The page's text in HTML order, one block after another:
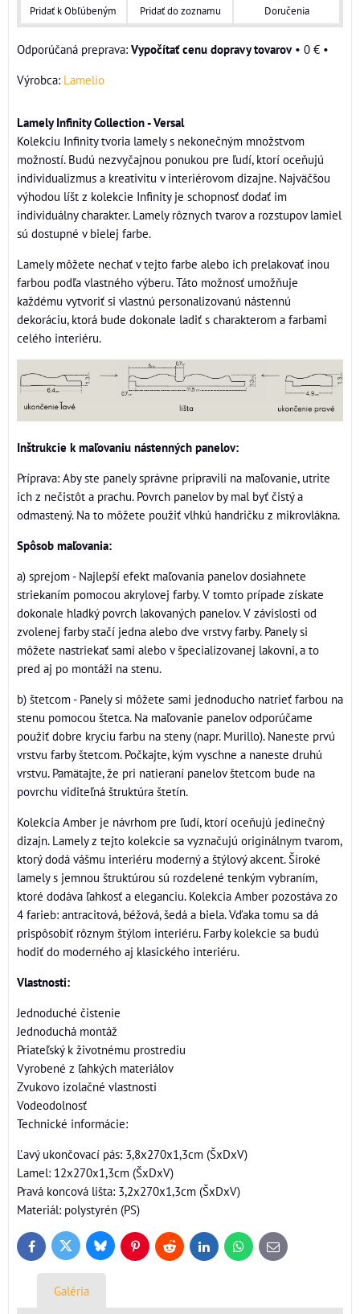
Pridať k Obľúbeným Pridať do zoznamu Doručenia
Vypočítať cenu dopravy tovarov• 0 € •
Výrobca: Lamelio
Lamely Infinity Collection - Versal
Kolekciu Infinity tvoria lamely s nekonečným množstvom
možností. Budú nezvyčajnou ponukou pre ľudí, ktorí oceňujú
individualizmus a kreativitu v interiérovom dizajne. Najväčšou
výhodou líšt z kolekcie Infinity je schopnosť dodať im
individuálny charakter. Lamely rôznych tvarov a rozstupov lamiel
sú dostupné v bielej farbe.
Lamely môžete nechať v tejto farbe alebo ich prelakovať inou
farbou podľa vlastného výberu. Táto možnosť umožňuje
každému vytvoriť si vlastnú personalizovanú nástennú
dekoráciu, ktorá bude dokonale ladiť s charakterom a farbami
celého interiéru.
Inštrukcie k maľovaniu nástenných panelov:
Príprava: Aby ste panely správne pripravili na maľovanie, utrite
ich z nečistôt a prachu. Povrch panelov by mal byť čistý a
odmastený. Na to môžete použiť vlhkú handričku z mikrovlákna.
Spôsob maľovania:
a) sprejom - Najlepší efekt maľovania panelov dosiahnete
striekaním pomocou akrylovej farby. V tomto prípade získate
dokonale hladký povrch lakovaných panelov. V závislosti od
zvolenej farby stačí jedna alebo dve vrstvy farby. Panely si
môžete nastriekať sami alebo v špecializovanej lakovni, a to
pred aj po montáži na stenu.
b) štetcom - Panely si môžete sami jednoducho natrieť farbou na
stenu pomocou štetca. Na maľovanie panelov odporúčame
použiť dobre kryciu farbu na steny (napr. Murillo). Naneste prvú
vrstvu farby štetcom. Počkajte, kým vyschne a naneste druhú
vrstvu. Pamätajte, že pri natieraní panelov štetcom bude na
povrchu viditeľná štruktúra štetín.
Kolekcia Amber je návrhom pre ľudí, ktorí oceňujú jedinečný
dizajn. Lamely z tejto kolekcie sa vyznačujú originálnym tvarom,
ktorý dodá vášmu interiéru moderný a štýlový akcent. Široké
lamely s jemnou štruktúrou sú rozdelené tenkým vybraním,
ktoré dodáva ľahkosť a eleganciu. Kolekcia Amber pozostáva zo
4 farieb: antracitová, béžová, šedá a biela. Vďaka tomu sa dá
prispôsobiť rôznym štýlom interiéru. Farby kolekcie sa budú
hodiť do moderného aj klasického interiéru.
Vlastnosti:
Jednoduché čistenie
Jednoduchá montáž
Priateľský k životnému prostrediu
Vyrobené z ľahkých materiálov
Zvukovo izolačné vlastnosti
Vodeodolnosť
Technické informácie:
Ľavý ukončovací pás: 3,8x270x1,3cm (ŠxDxV)
Lamel: 12x270x1,3cm (ŠxDxV)
Pravá koncová lišta: 3,2x270x1,3cm (ŠxDxV)
Materiál: polystyrén (PS)
FacebookTwitter BlueskyPinterestReddit LinkedInWhatsApp
E-
mail
Galéria